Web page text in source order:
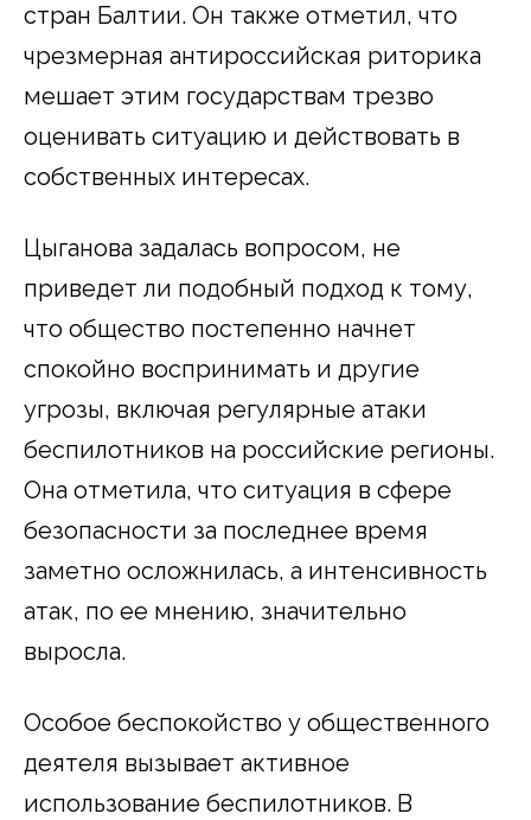
стран Балтии. Он также отметил, что
чрезмерная антироссийская риторика
мешает этим государствам трезво
оценивать ситуацию и действовать в
собственных интересах.
Цыганова задалась вопросом, не
приведет ли подобный подход к тому,
что общество постепенно начнет
спокойно воспринимать и другие
угрозы, включая регулярные атаки
беспилотников на российские регионы.
Она отметила, что ситуация в сфере
безопасности за последнее время
заметно осложнилась, а интенсивность
атак, по ее мнению, значительно
выросла.
Особое беспокойство у общественного
деятеля вызывает активное
использование беспилотников. В